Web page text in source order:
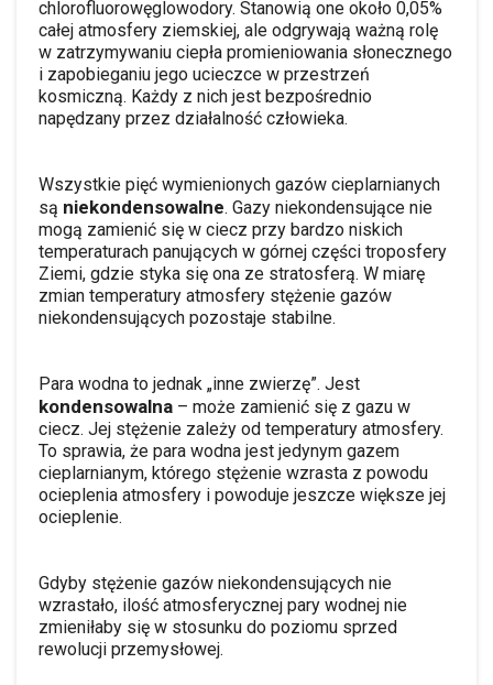
chlorofluorowęglowodory. Stanowią one około 0,05%
całej atmosfery ziemskiej, ale odgrywają ważną rolę
w zatrzymywaniu ciepła promieniowania słonecznego
i zapobieganiu jego ucieczce w przestrzeń
kosmiczną. Każdy z nich jest bezpośrednio
napędzany przez działalność człowieka.
Wszystkie pięć wymienionych gazów cieplarnianych
są niekondensowalne. Gazy niekondensujące nie
mogą zamienić się w ciecz przy bardzo niskich
temperaturach panujących w górnej części troposfery
Ziemi, gdzie styka się ona ze stratosferą. W miarę
zmian temperatury atmosfery stężenie gazów
niekondensujących pozostaje stabilne.
Para wodna to jednak „inne zwierzę”. Jest
kondensowalna – może zamienić się z gazu w
ciecz. Jej stężenie zależy od temperatury atmosfery.
To sprawia, że para wodna jest jedynym gazem
cieplarnianym, którego stężenie wzrasta z powodu
ocieplenia atmosfery i powoduje jeszcze większe jej
ocieplenie.
Gdyby stężenie gazów niekondensujących nie
wzrastało, ilość atmosferycznej pary wodnej nie
zmieniłaby się w stosunku do poziomu sprzed
rewolucji przemysłowej.